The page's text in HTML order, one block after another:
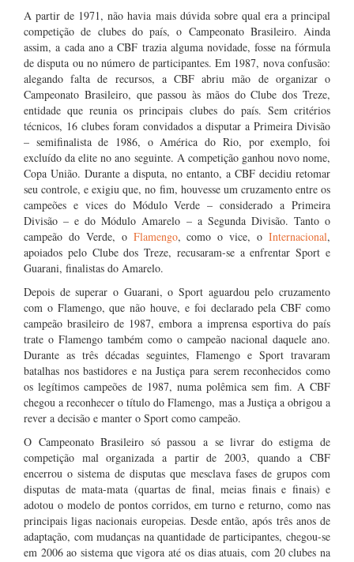
A partir de 1971, não havia mais dúvida sobre qual era a principal
competição de clubes do país, o Campeonato Brasileiro. Ainda
assim, a cada ano a CBF trazia alguma novidade, fosse na fórmula
de disputa ou no número de participantes. Em 1987, nova confusão:
alegando falta de recursos, a CBF abriu mão de organizar o
Campeonato Brasileiro, que passou às mãos do Clube dos Treze,
entidade que reunia os principais clubes do país. Sem critérios
técnicos, 16 clubes foram convidados a disputar a Primeira Divisão
– semifinalista de 1986, o América do Rio, por exemplo, foi
excluído da elite no ano seguinte. A competição ganhou novo nome,
Copa União. Durante a disputa, no entanto, a CBF decidiu retomar
seu controle, e exigiu que, no fim, houvesse um cruzamento entre os
campeões e vices do Módulo Verde – considerado a Primeira
Divisão – e do Módulo Amarelo – a Segunda Divisão. Tanto o
campeão do Verde, o Flamengo, como o vice, oInternacional,
apoiados pelo Clube dos Treze, recusaram-se a enfrentar Sport e
Guarani, finalistas do Amarelo.
Depois de superar o Guarani, o Sport aguardou pelo cruzamento
com o Flamengo, que não houve, e foi declarado pela CBF como
campeão brasileiro de 1987, embora a imprensa esportiva do país
trate o Flamengo também como o campeão nacional daquele ano.
Durante as três décadas seguintes, Flamengo e Sport travaram
batalhas nos bastidores e na Justiça para serem reconhecidos como
os legítimos campeões de 1987, numa polêmica sem fim. A CBF
chegou a reconhecer o título do Flamengo, mas a Justiça a obrigou a
rever a decisão e manter o Sport como campeão.
O Campeonato Brasileiro só passou a se livrar do estigma de
competição mal organizada a partir de 2003, quando a CBF
encerrou o sistema de disputas que mesclava fases de grupos com
disputas de mata-mata (quartas de final, meias finais e finais) e
adotou o modelo de pontos corridos, em turno e returno, como nas
principais ligas nacionais europeias. Desde então, após três anos de
adaptação, com mudanças na quantidade de participantes, chegou-se
em 2006 ao sistema que vigora até os dias atuais, com 20 clubes na